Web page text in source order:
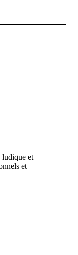
ludique et
et